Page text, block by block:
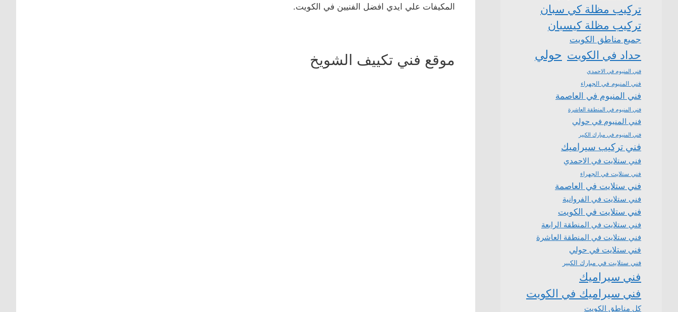
المكيفات علي ايدي افضل الفنيين في الكويت.
موقع فني تكييف الشويخ
تركيب مظلة كي سبان
تركيب مظلة كيسبان
جميع مناطق الكويت
حداد في الكويت حولي
فني المنيوم في الاحمدي
فني المنيوم في الجهراء
فني المنيوم في العاصمة
فني المنيوم في المنطقة العاشرة
فني المنيوم في حولي
فني المنيوم في مبارك الكبير
فني تركيب سيراميك
فني ستلايت في الاحمدي
فني ستلايت في الجهراء
فني ستلايت في العاصمة
فني ستلايت في الفروانية
فني ستلايت في الكويت
فني ستلايت في المنطقة الرابعة
فني ستلايت في المنطقة العاشرة
فني ستلايت في حولي
فني ستلايت في مبارك الكبير
فني سيراميك
فني سيراميك في الكويت
كل مناطق الكويت